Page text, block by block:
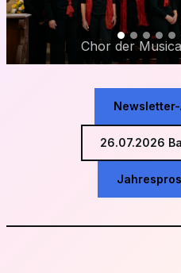
Chor der
26.07.2026